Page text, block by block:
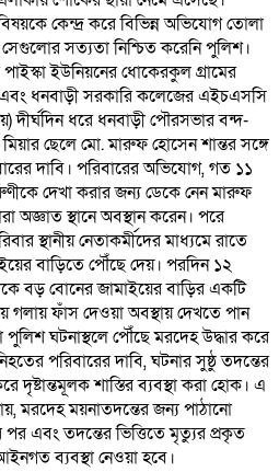
কেন্দ্র করে বিভিন্ন অভিযোগ তোলা
সেগুলোর সত্যতা নিশ্চিত করেনি পুলিশ।
পাইস্কা ইউনিয়নের ধোকেরকুল গ্রামের
ধনবাড়ী সরকারি কলেজের এইচএসসি
দীর্ঘদিন ধরে ধনবাড়ী পৌরসভার বন্দ-
মিয়ার ছেলে মো. মারুফ হোসেন শান্তর সঙ্গে
দাবি। পরিবারের অভিযোগ, গত ১১
দেখা করার জন্য ডেকে নেন মারুফ
অজ্ঞাত স্থানে অবস্থান করেন। পরে
স্থানীয় নেতাকর্মীদের মাধ্যমে রাতে
বাড়িতে পৌঁছে দেয়। পরদিন ১২
বড় বোনের জামাইয়ের বাড়ির একটি
গলায় ফাঁস দেওয়া অবস্থায় দেখতে পান
পুলিশ ঘটনাস্থলে পৌঁছে মরদেহ উদ্ধার করে
পরিবারের দাবি, ঘটনার সুষ্ঠু তদন্তের
দৃষ্টান্তমূলক শাস্তির ব্যবস্থা করা হোক। এ
মরদেহ ময়নাতদন্তের জন্য পাঠানো
পর এবং তদন্তের ভিত্তিতে মৃত্যুর প্রকৃত
ব্যবস্থা নেওয়া হবে।